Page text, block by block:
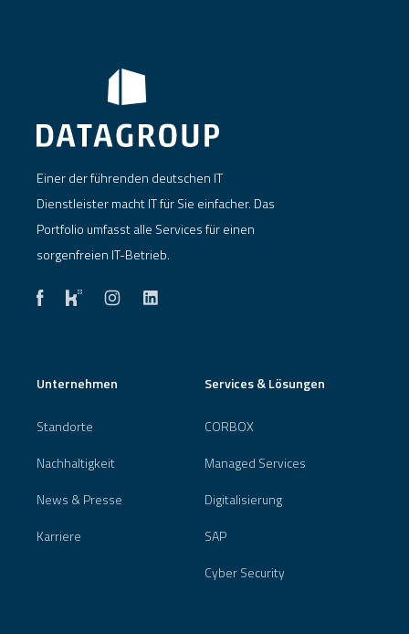
Einer der führenden deutschen IT
Dienstleister macht IT für Sie einfacher. Das
Portfolio umfasst alle Services für einen
sorgenfreien IT-Betrieb.
Unternehmen
Standorte
Nachhaltigkeit
News & Presse
Karriere
Services & Lösungen
CORBOX
Managed Services
Digitalisierung
SAP
Cyber Security